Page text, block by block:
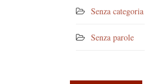
Senza categoria
Senza parole